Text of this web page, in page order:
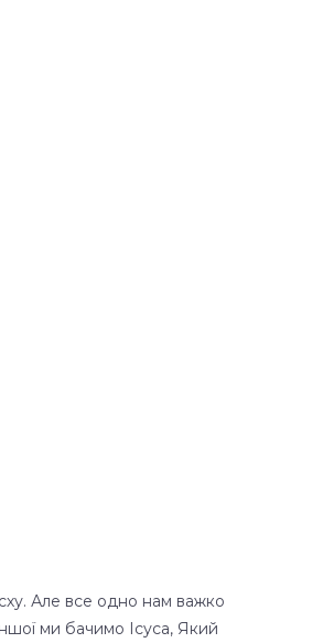
Але все одно нам важко
ми бачимо Ісуса, Який